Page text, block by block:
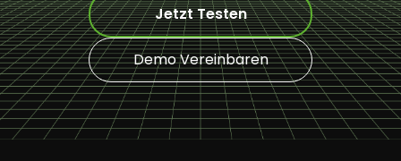
Jetzt Testen
Demo Vereinbaren